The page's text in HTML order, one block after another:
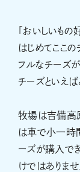
「おいしいも
はじめてここ
フルなチーズが
チーズといえ
牧場は吉備高
は車で小一時
ーズが購入で
けではありませ